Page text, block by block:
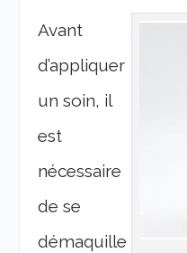
Avant
d’appliquer
un soin, il
est
nécessaire
de se
démaquille